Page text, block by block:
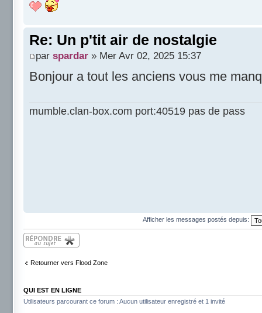
Re: Un p'tit air de nostalgie
par spardar » Mer Avr 02, 2025 15:37
Bonjour a tout les anciens vous me
mumble.clan-box.com port:40519 pas de pass
Afficher les messages postés depuis:
Répondre
Retourner vers Flood Zone
QUI EST EN LIGNE
Utilisateurs parcourant ce forum : Aucun utilisateur enregistré et 1 invité